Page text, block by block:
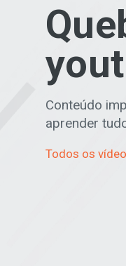
Conteúdo
aprender
Todos os